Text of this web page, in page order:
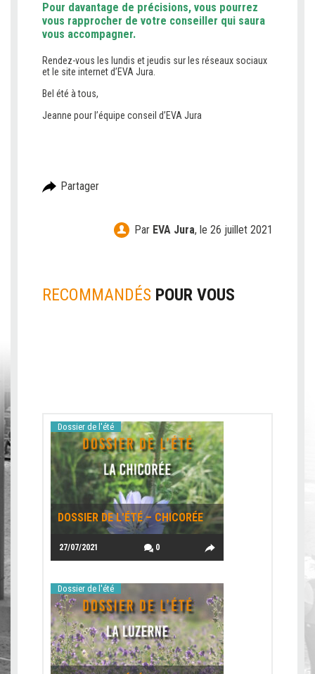
Pour davantage de précisions, vous pourrez
vous rapprocher de votre conseiller qui saura
vous accompagner.
Rendez-vous les lundis et jeudis sur les réseaux sociaux
et le site internet d’EVA Jura.
Bel été à tous,
Jeanne pour l’équipe conseil d’EVA Jura
Partager
Par EVA Jura, le 26 juillet 2021
RECOMMANDÉS POUR VOUS
Dossier de l'été
DOSSIER DE L’ÉTÉ – CHICORÉE
27/07/2021 0
Dossier de l'été